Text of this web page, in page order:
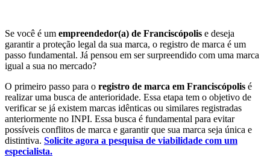
Se você é um empreendedor(a) de Franciscópolis e deseja
garantir a proteção legal da sua marca, o registro de marca é um
passo fundamental. Já pensou em ser surpreendido com uma marca
igual a sua no mercado?
O primeiro passo para o registro de marca em Franciscópolis é
realizar uma busca de anterioridade. Essa etapa tem o objetivo de
verificar se já existem marcas idênticas ou similares registradas
anteriormente no INPI. Essa busca é fundamental para evitar
possíveis conflitos de marca e garantir que sua marca seja única e
distintiva. Solicite agora a pesquisa de viabilidade com um
especialista.